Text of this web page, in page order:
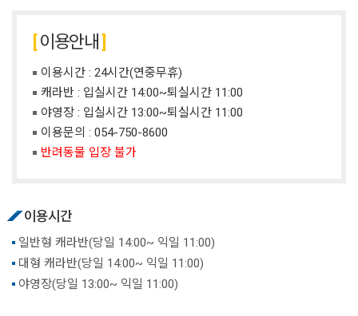
이용안내
이용시간 : 24시간(연중무휴)
캐라반 : 입실시간 14:00~퇴실시간 11:00
야영장 : 입실시간 13:00~퇴실시간 11:00
이용문의 : 054-750-8600
반려동물 입장 불가
이용시간
일반형 캐라반(당일 14:00~ 익일 11:00)
대형 캐라반(당일 14:00~ 익일 11:00)
야영장(당일 13:00~ 익일 11:00)